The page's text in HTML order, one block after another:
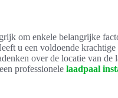
om enkele belangrijke
u een voldoende
over de locatie van de
professionele laadpaal